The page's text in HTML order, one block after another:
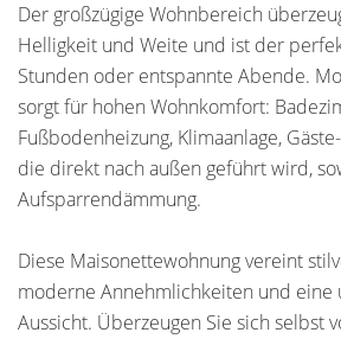
Der großzügige Wohnbereich
Helligkeit und Weite und ist der
Stunden oder entspannte Abende.
sorgt für hohen Wohnkomfort:
Fußbodenheizung, Klimaanlage,
die direkt nach außen geführt wird,
Aufsparrendämmung.
Diese Maisonettewohnung vereint
moderne Annehmlichkeiten und eine
Aussicht. Überzeugen Sie sich selbst